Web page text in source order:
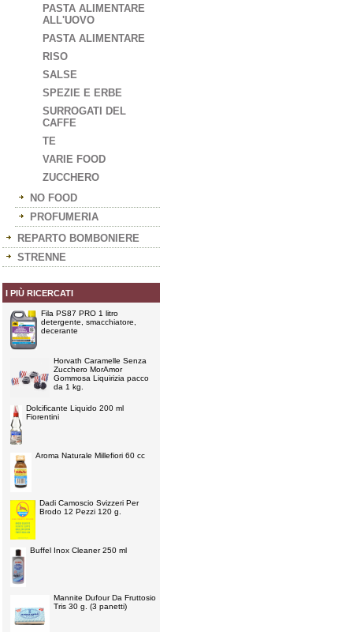
PASTA ALIMENTARE
ALL'UOVO
PASTA ALIMENTARE
RISO
SALSE
SPEZIE E ERBE
SURROGATI DEL
CAFFE
TE
VARIE FOOD
ZUCCHERO
NO FOOD
PROFUMERIA
REPARTO BOMBONIERE
STRENNE
I PIÙ RICERCATI
Fila PS87 PRO 1 litro
detergente, smacchiatore,
decerante
Horvath Caramelle Senza
Zucchero MorAmor
Gommosa Liquirizia pacco
da 1 kg.
Dolcificante Liquido 200 ml
Fiorentini
Aroma Naturale Millefiori 60 cc
Dadi Camoscio Svizzeri Per
Brodo 12 Pezzi 120 g.
Buffel Inox Cleaner 250 ml
Mannite Dufour Da Fruttosio
Tris 30 g. (3 panetti)